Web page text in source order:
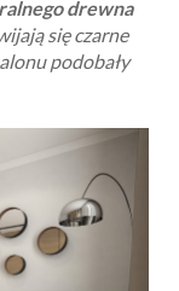
drewna
się czarne
podobały